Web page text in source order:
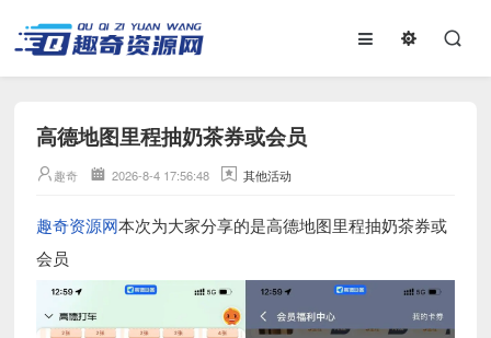
高德地图里程抽奶茶券或会员
趣奇 2026-8-4 17:56:48 其他活动
趣奇资源网本次为大家分享的是高德地图里程抽奶茶券或
会员